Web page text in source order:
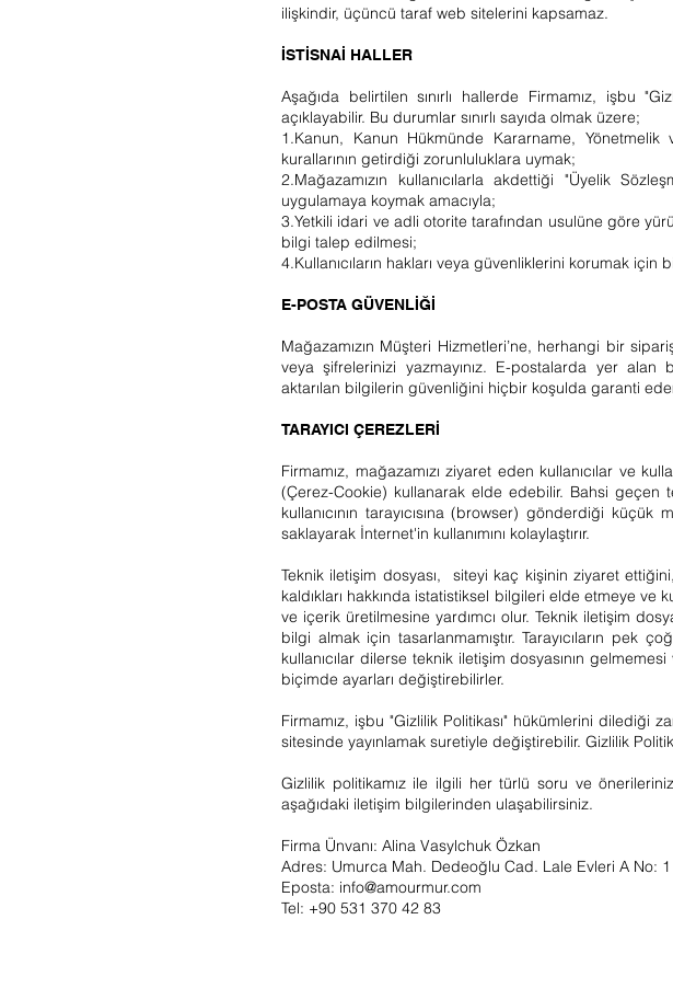
ilişkindir, üçüncü taraf web sitelerini kapsamaz.
İSTİSNAİ HALLER
Aşağıda belirtilen sınırlı hallerde Firmamız, işbu
açıklayabilir. Bu durumlar sınırlı sayıda olmak üzere;
1.Kanun, Kanun Hükmünde Kararname,
kurallarının getirdiği zorunluluklara uymak;
2.Mağazamızın kullanıcılarla akdettiği "Üyelik
uygulamaya koymak amacıyla;
3.Yetkili idari ve adli otorite tarafından usulüne göre
bilgi talep edilmesi;
4.Kullanıcıların hakları veya güvenliklerini korumak
E-POSTA GÜVENLİĞİ
Mağazamızın Müşteri Hizmetleri’ne, herhangi bir
veya şifrelerinizi yazmayınız. E-postalarda yer alan
aktarılan bilgilerin güvenliğini hiçbir koşulda garanti
TARAYICI ÇEREZLERİ
Firmamız, mağazamızı ziyaret eden kullanıcılar ve
(Çerez-Cookie) kullanarak elde edebilir. Bahsi geçen
kullanıcının tarayıcısına (browser) gönderdiği
saklayarak İnternet'in kullanımını kolaylaştırır.
Teknik iletişim dosyası, siteyi kaç kişinin ziyaret
kaldıkları hakkında istatistiksel bilgileri elde etmeye ve
ve içerik üretilmesine yardımcı olur. Teknik iletişim
bilgi almak için tasarlanmamıştır. Tarayıcıların pek
kullanıcılar dilerse teknik iletişim dosyasının
biçimde ayarları değiştirebilirler.
Firmamız, işbu "Gizlilik Politikası" hükümlerini dilediği
sitesinde yayınlamak suretiyle değiştirebilir. Gizlilik
Gizlilik politikamız ile ilgili her türlü soru ve
aşağıdaki iletişim bilgilerinden ulaşabilirsiniz.
Firma Ünvanı: Alina Vasylchuk Özkan
Adres: Umurca Mah. Dedeoğlu Cad. Lale Evleri A No:
Eposta: info@amourmur.com
Tel: +90 531 370 42 83